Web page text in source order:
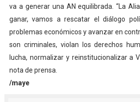
va a generar una AN equilibrada. “La
ganar, vamos a rescatar el diálogo
problemas económicos y avanzar en
son criminales, violan los derechos
lucha, normalizar y reinstitucionalizar a
nota de prensa.
/maye